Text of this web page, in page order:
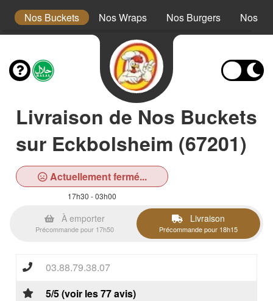
Nos Buckets Nos Wraps Nos Burgers Nos
Livraison de Nos Buckets
sur Eckbolsheim (67201)
Actuellement fermé...
17h30 - 03h00
À emporter
Précommande pour 17h50
Livraison
Précommande pour 18h15
03.88.79.38.07
5/5 (voir les 77 avis)